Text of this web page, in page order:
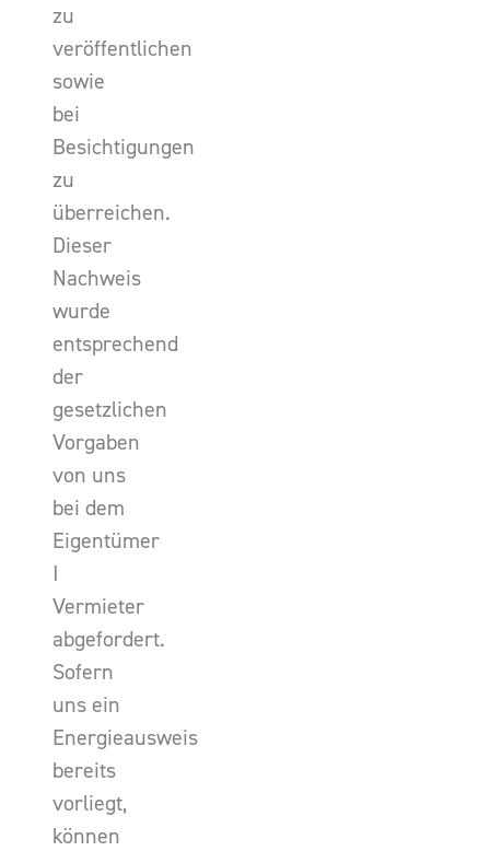
zu
veröffentlichen
sowie
bei
Besichtigungen
zu
überreichen.
Dieser
Nachweis
wurde
entsprechend
der
gesetzlichen
Vorgaben
von uns
bei dem
Eigentümer
I
Vermieter
abgefordert.
Sofern
uns ein
Energieausweis
bereits
vorliegt,
können